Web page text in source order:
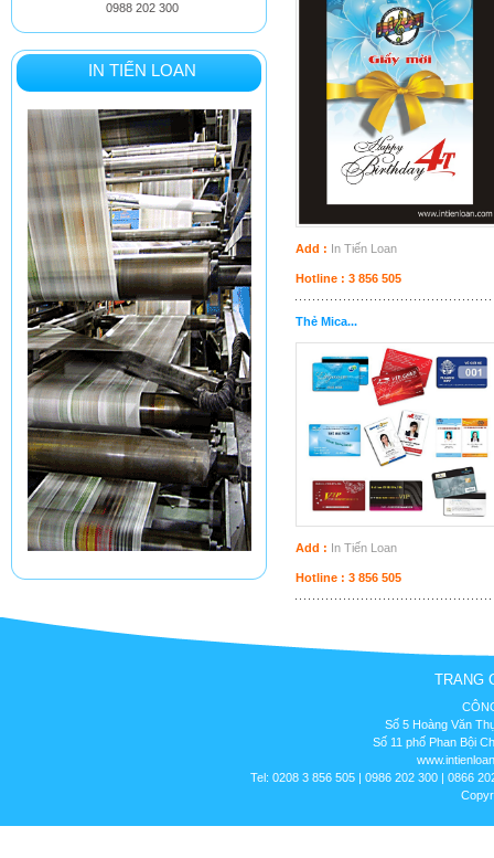
0988 202 300
IN TIẾN LOAN
Add : In Tiến Loan
Hotline : 3 856 505
Thẻ Mica...
Add : In Tiến Loan
Hotline : 3 856 505
TRANG
Số 5 Hoàng Văn
Số 11 phố Phan Bội
Tel: 0208 3 856 505 | 0986 202 300 | 0866